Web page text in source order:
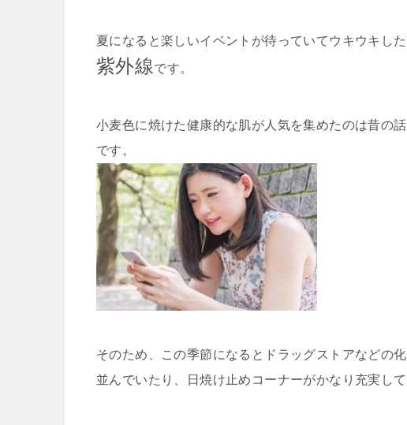
夏になると楽しいイベントが待っていてウキウキし
紫外線です。
小麦色に焼けた健康的な肌が人気を集めたのは昔の
です。
そのため、この季節になるとドラッグストアなどの
並んでいたり、日焼け止めコーナーがかなり充実して